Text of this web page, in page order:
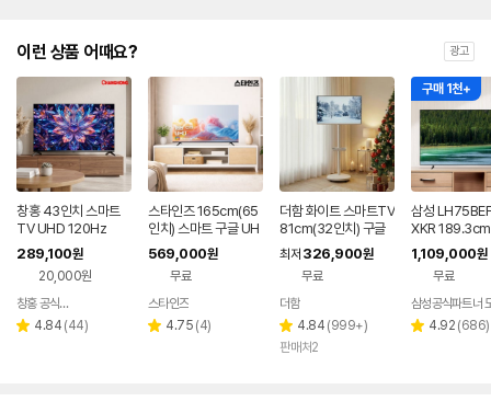
이런 상품 어때요? 광고
창홍 43인치 스마트
TV UHD 120Hz
289,100원
20,000원
페이
창홍 공식스토어
별 4.84 리
(44)
스타인즈 165cm(65
인치) 스마트 구글 UH
D TV KKZ6500SU
H 중소기업 1등급
569,000원
무료
페이
스타인즈
별 4.75 리
(4)
더함 화이트 스마트TV
81cm(32인치) 구글
5.0 QLED 이동식TV
최저 326,900원
무료
더함
별
점
4.84 리
(999+)
판매처2
구매 1천+
삼성
XKR
치) 비즈니스
드형 4K UHD
1,109,000원
무료
삼성공식파트너
별 4.92 리
(686)